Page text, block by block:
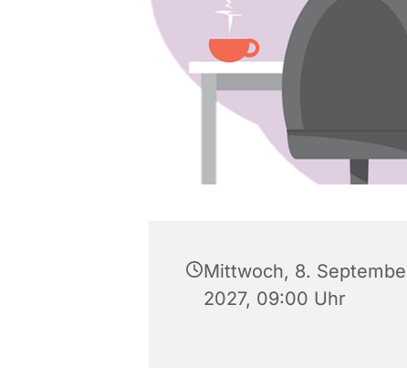
Mittwoch, 8.
2027, 09:00 Uhr